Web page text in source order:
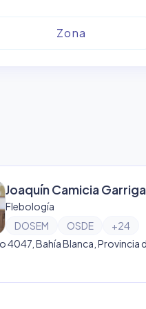
Joaquín Camicia Garriga
Flebología
DOSEM
OSDE +24